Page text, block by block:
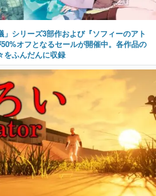
」シリーズ3部作および『ソフィーのアト
オフとなるセールが開催中。各作品の
をふんだんに収録